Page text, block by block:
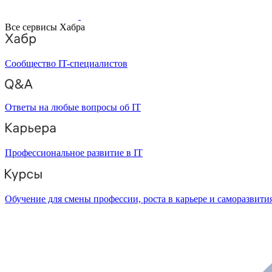
Все сервисы Хабра
Сообщество IT-специалистов
Ответы на любые вопросы об IT
Профессиональное развитие в IT
Обучение для смены профессии, роста в карьере и